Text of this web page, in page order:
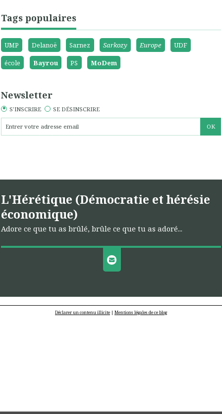
Tags populaires
UMP Delanoë Sarnez Sarkozy Europe
UDF
école
Bayrou PS MoDem
Newsletter
S'INSCRIRE SE DÉSINSCRIRE
L'Hérétique (Démocratie et hérésie
économique)
Adore ce que tu as brûlé, brûle ce que tu as adoré...
Déclarer un contenu illicite | Mentions légales de ce blog